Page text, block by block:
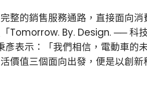
整的銷售服務通路，直接面向
Tomorrow. By. Design. ── 科
表示：「我們相信，電動車的
價值三個面向出發，便是以創